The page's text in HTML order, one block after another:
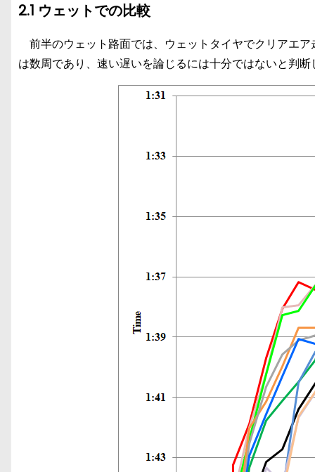
2.1 ウェットでの比較
前半のウェット路面では、ウェットタイヤでクリアエ
は数周であり、速い遅いを論じるには十分ではないと判断